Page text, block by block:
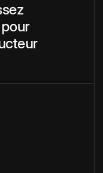
pour